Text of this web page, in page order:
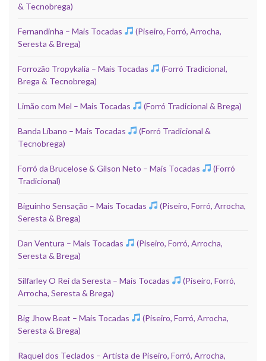
& Tecnobrega)
Fernandinha – Mais Tocadas
(Piseiro, Forró, Arrocha,
Seresta & Brega)
Forrozão Tropykalia – Mais Tocadas
(Forró Tradicional,
Brega & Tecnobrega)
Limão com Mel – Mais Tocadas (Forró Tradicional & Brega)
Banda Líbano – Mais Tocadas
(Forró Tradicional &
Tecnobrega)
Forró da Brucelose & Gilson Neto – Mais Tocadas
(Forró
Tradicional)
Biguinho Sensação – Mais Tocadas
(Piseiro, Forró, Arrocha,
Seresta & Brega)
Dan Ventura – Mais Tocadas
(Piseiro, Forró, Arrocha,
Seresta & Brega)
Silfarley O Rei da Seresta – Mais Tocadas
(Piseiro, Forró,
Arrocha, Seresta & Brega)
Big Jhow Beat – Mais Tocadas
(Piseiro, Forró, Arrocha,
Seresta & Brega)
Raquel dos Teclados – Artista de Piseiro, Forró, Arrocha,